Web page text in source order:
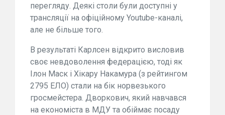
перегляду. Деякі столи були доступні у
трансляції на офіційному Youtube-каналі,
але не більше того.
В результаті Карлсен відкрито висловив
своє невдоволення федерацією, тоді як
Ілон Маск і Хікару Накамура (з рейтингом
2795 ЕЛО) стали на бік норвезького
гросмейстера. Дворкович, який навчався
на економіста в МДУ та обіймає посаду